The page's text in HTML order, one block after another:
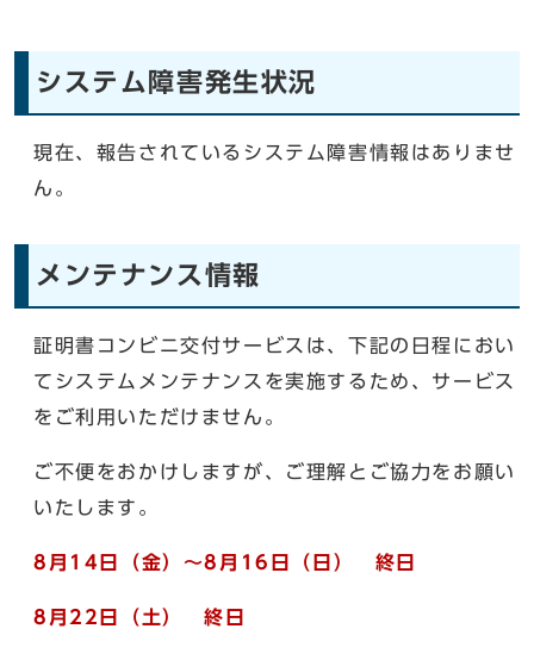
システム障害発生状況
現在、報告されているシステム障害情報はありませ
ん。
メンテナンス情報
証明書コンビニ交付サービスは、下記の日程におい
てシステムメンテナンスを実施するため、サービス
をご利用いただけません。
ご不便をおかけしますが、ご理解とご協力をお願い
いたします。
8月14日（金）〜8月16日（日） 終日
8月22日（土） 終日